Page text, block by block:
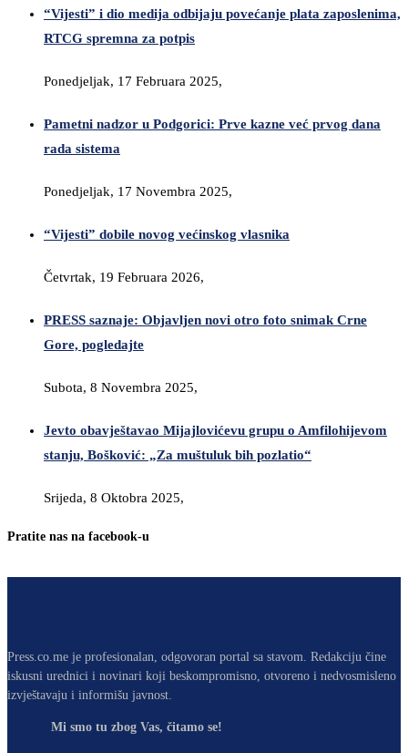
“Vijesti” i dio medija odbijaju povećanje plata zaposlenima,
RTCG spremna za potpis
Ponedjeljak, 17 Februara 2025,
Pametni nadzor u Podgorici: Prve kazne već prvog dana
rada sistema
Ponedjeljak, 17 Novembra 2025,
“Vijesti” dobile novog većinskog vlasnika
Četvrtak, 19 Februara 2026,
PRESS saznaje: Objavljen novi otro foto snimak Crne
Gore, pogledajte
Subota, 8 Novembra 2025,
Jevto obavještavao Mijajlovićevu grupu o Amfilohijevom
stanju, Bošković: „Za muštuluk bih pozlatio“
Srijeda, 8 Oktobra 2025,
Pratite nas na facebook-u
Press.co.me je profesionalan, odgovoran portal sa stavom. Redakciju čine
iskusni urednici i novinari koji beskompromisno, otvoreno i nedvosmisleno
izvještavaju i informišu javnost.
Mi smo tu zbog Vas, čitamo se!